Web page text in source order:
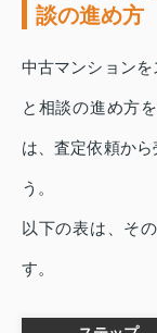
談の進め方
中古マンション
と相談の進め方
は、査定依頼か
う。
以下の表は、そ
す。